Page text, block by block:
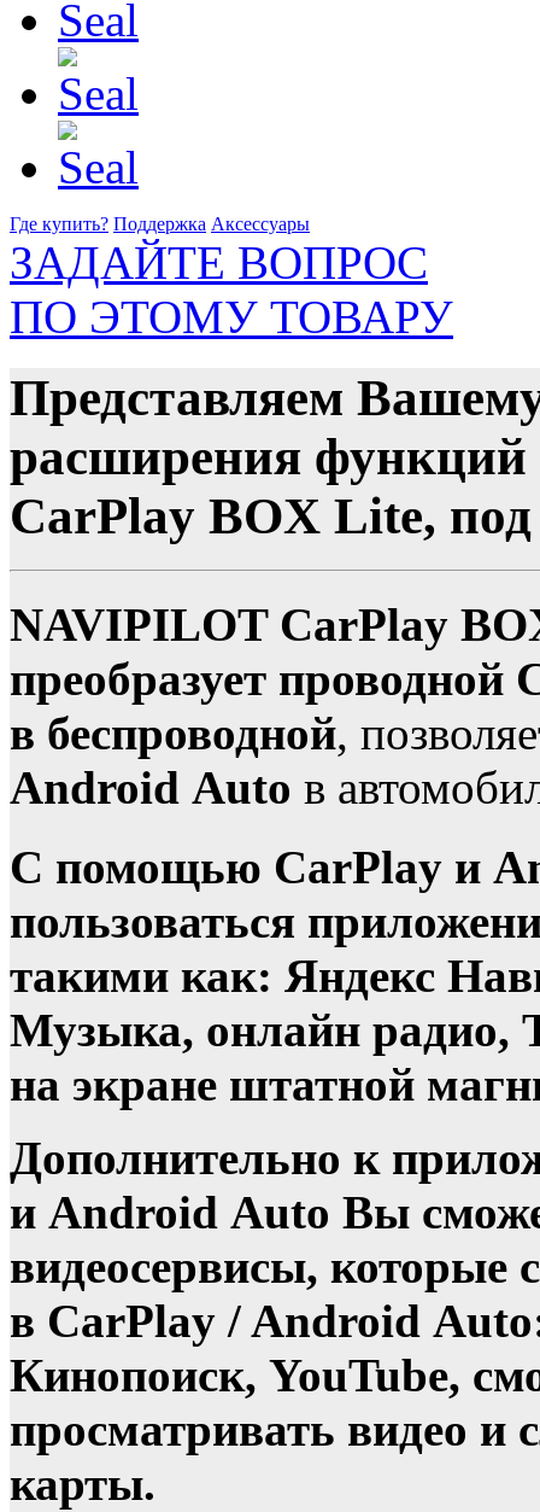
Где купить? Поддержка Аксессуары
ЗАДАЙТЕ ВОПРОС
ПО ЭТОМУ ТОВАРУ
Представляем
расширения
CarPlay BOX Lite,
NAVIPILOT CarPlay
преобразует
в беспроводной,
Android Auto в
С помощью CarPlay и
пользоваться
такими как: Яндекс
Музыка, онлайн радио,
на экране штатной
Дополнительно к
и Android Auto Вы
видеосервисы, которые
в CarPlay / Android
Кинопоиск, YouTube,
просматривать видео
карты.